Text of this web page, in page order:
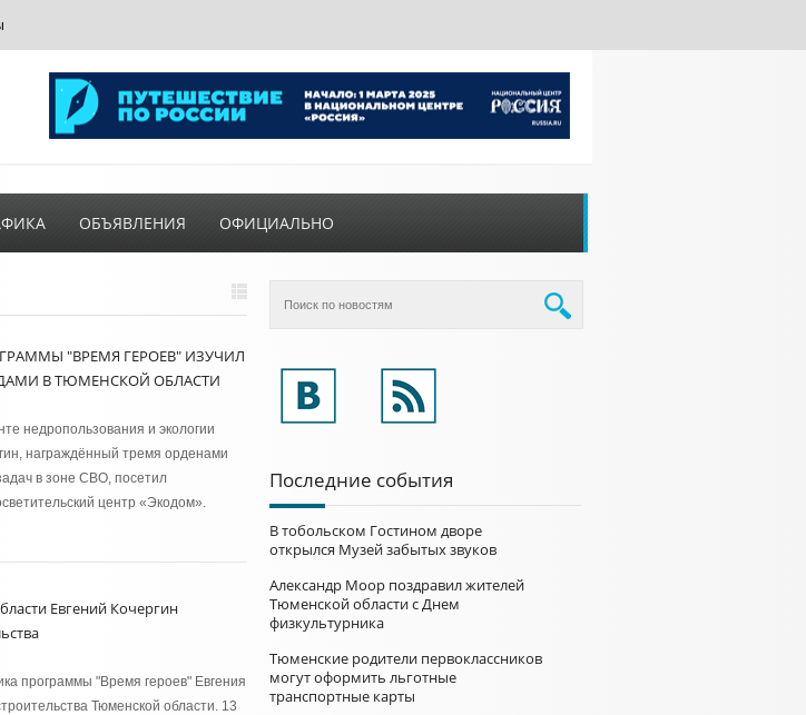
ОБЪЯВЛЕНИЯ ОФИЦИАЛЬНО
"ВРЕМЯ ГЕРОЕВ" ИЗУЧИЛ
В ТЮМЕНСКОЙ ОБЛАСТИ
недропользования и экологии
награждённый тремя орденами
в зоне СВО, посетил
центр «Экодом».
Евгений Кочергин
программы "Время героев" Евгения
Тюменской области. 13
Последние события
В тобольском Гостином дворе
открылся Музей забытых звуков
Александр Моор поздравил жителей
Тюменской области с Днем
физкультурника
Тюменские родители первоклассников
могут оформить льготные
транспортные карты